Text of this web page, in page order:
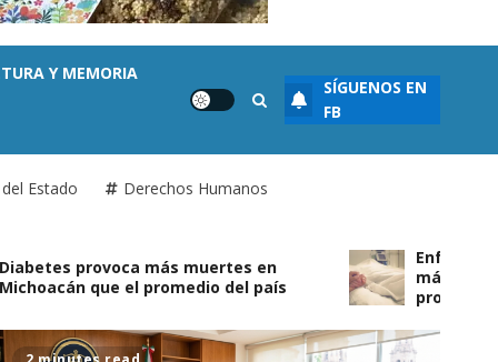
Y MEMORIA
SÍGUENOS EN
FB
Estado
Derechos Humanos
provoca más muertes en
que el promedio del país
Enfermedades
más vidas en
promedio del